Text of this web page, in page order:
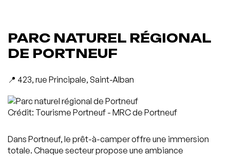
PARC NATUREL RÉGIONAL
DE PORTNEUF
📍 423, rue Principale, Saint-Alban
Crédit: Tourisme Portneuf - MRC de Portneuf
Dans Portneuf, le prêt-à-camper offre une immersion
totale. Chaque secteur propose une ambiance